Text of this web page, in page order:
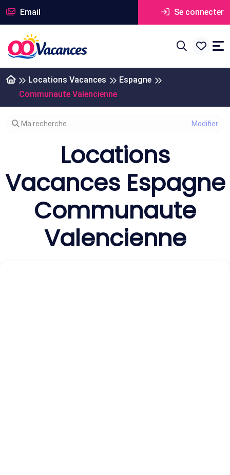
Email Se connecter
Locations Vacances
Espagne
Communaute Valencienne
Modifier votre recherche
Ma recherche ...
Locations
Vacances Espagne
Communaute
Valencienne